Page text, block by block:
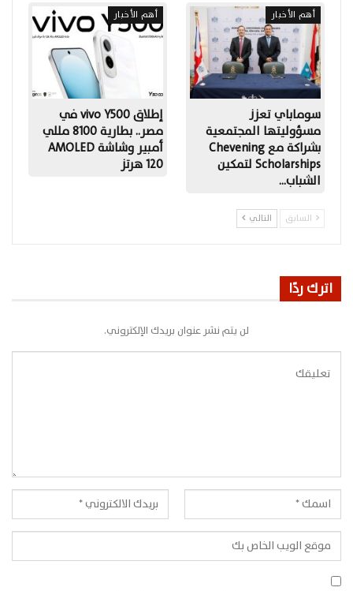
أهم الأخبار
سوماباي تعزز
مسؤوليتها المجتمعية
بشراكة مع Chevening
Scholarships لتمكين
الشباب…
أهم الأخبار
إطلاق vivo Y500 في
مصر.. بطارية 8100 مللي
أمبير وشاشة AMOLED
120 هرتز
السابق التالي
اترك ردًا
لن يتم نشر عنوان بريدك الإلكتروني.